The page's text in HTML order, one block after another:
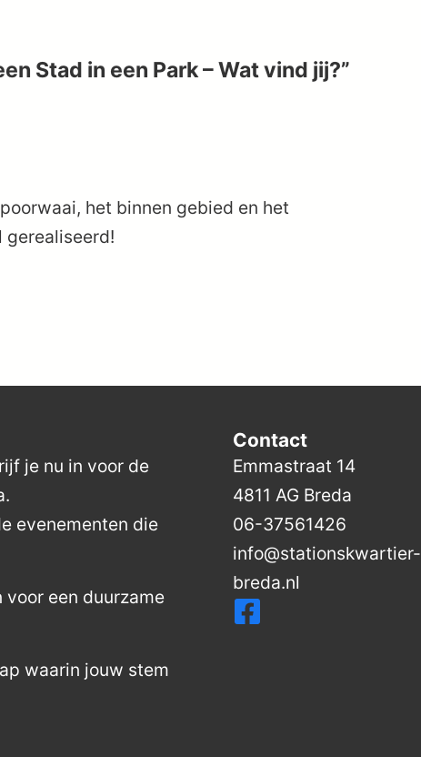
Stad in een Park – Wat vind jij?”
het binnen gebied en het
gerealiseerd!
je nu in voor de
evenementen die
een duurzame
waarin jouw stem
Contact
Emmastraat 14
4811 AG Breda
06-37561426
info@stationskwartier-
breda.nl